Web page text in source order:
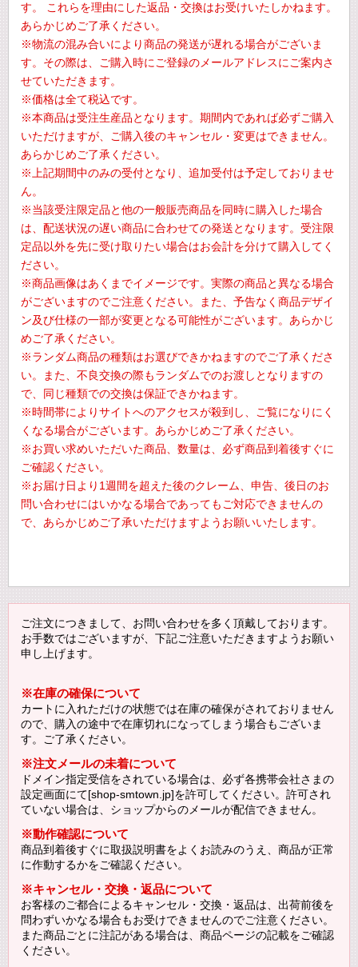
す。 これらを理由にした返品・交換はお受けいたしかねます。
あらかじめご了承ください。
※物流の混み合いにより商品の発送が遅れる場合がございま
す。その際は、ご購入時にご登録のメールアドレスにご案内さ
せていただきます。
※価格は全て税込です。
※本商品は受注生産品となります。期間内であれば必ずご購入
いただけますが、ご購入後のキャンセル・変更はできません。
あらかじめご了承ください。
※上記期間中のみの受付となり、追加受付は予定しておりませ
ん。
※当該受注限定品と他の一般販売商品を同時に購入した場合
は、配送状況の遅い商品に合わせての発送となります。受注限
定品以外を先に受け取りたい場合はお会計を分けて購入してく
ださい。
※商品画像はあくまでイメージです。実際の商品と異なる場合
がございますのでご注意ください。また、予告なく商品デザイ
ン及び仕様の一部が変更となる可能性がございます。あらかじ
めご了承ください。
※ランダム商品の種類はお選びできかねますのでご了承くださ
い。また、不良交換の際もランダムでのお渡しとなりますの
で、同じ種類での交換は保証できかねます。
※時間帯によりサイトへのアクセスが殺到し、ご覧になりにく
くなる場合がございます。あらかじめご了承ください。
※お買い求めいただいた商品、数量は、必ず商品到着後すぐに
ご確認ください。
※お届け日より1週間を超えた後のクレーム、申告、後日のお
問い合わせにはいかなる場合であってもご対応できませんの
で、あらかじめご了承いただけますようお願いいたします。
ご注文につきまして、お問い合わせを多く頂戴しております。
お手数ではございますが、下記ご注意いただきますようお願い
申し上げます。
※在庫の確保について
カートに入れただけの状態では在庫の確保がされておりません
ので、購入の途中で在庫切れになってしまう場合もございま
す。ご了承ください。
※注文メールの未着について
ドメイン指定受信をされている場合は、必ず各携帯会社さまの
設定画面にて[shop-smtown.jp]を許可してください。許可され
ていない場合は、ショップからのメールが配信できません。
※動作確認について
商品到着後すぐに取扱説明書をよくお読みのうえ、商品が正常
に作動するかをご確認ください。
※キャンセル・交換・返品について
お客様のご都合によるキャンセル・交換・返品は、出荷前後を
問わずいかなる場合もお受けできませんのでご注意ください。
また商品ごとに注記がある場合は、商品ページの記載をご確認
ください。